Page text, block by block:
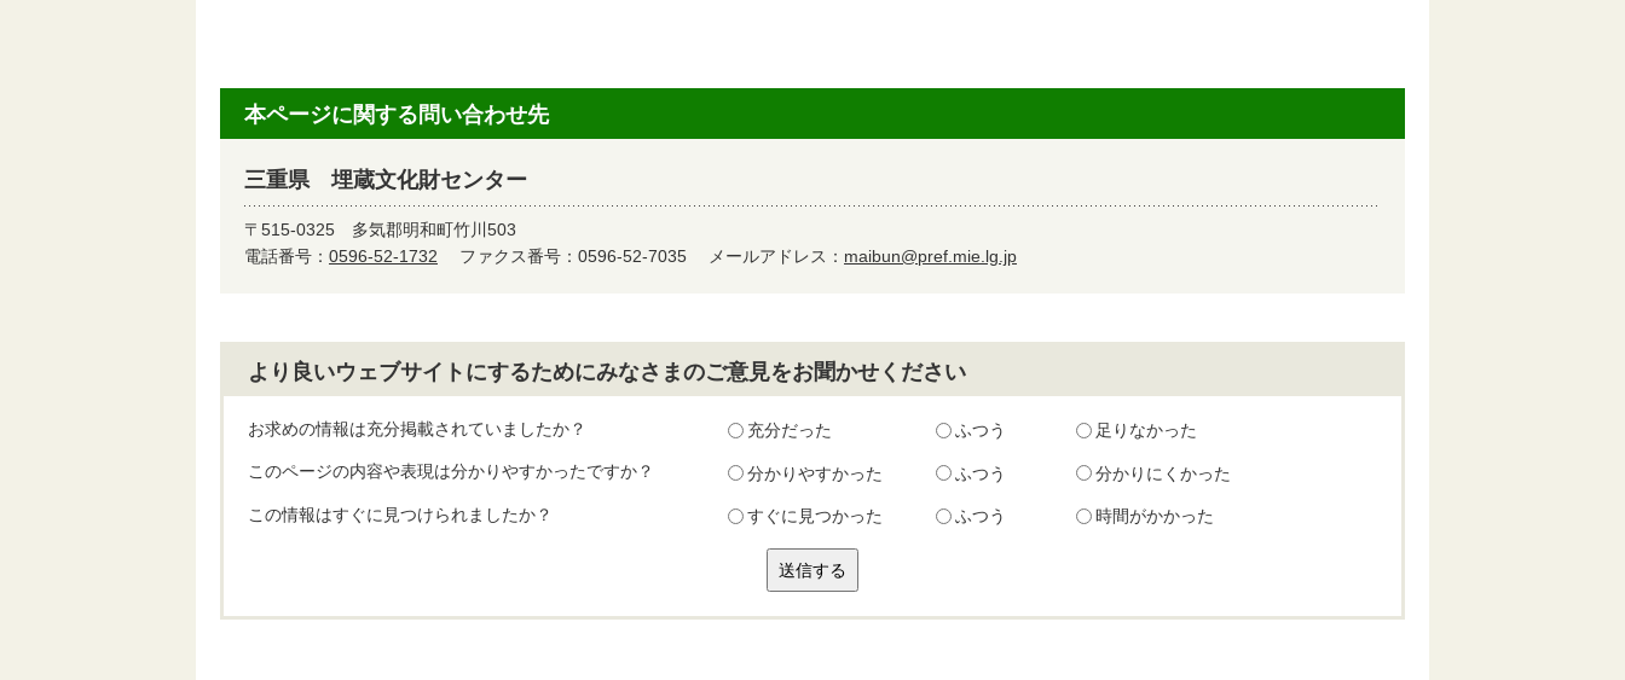
本ページに関する問い合わせ先
三重県 埋蔵文化財センター
〒515-0325 多気郡明和町竹川503
電話番号： 0596-52-1732 ファクス番号：0596-52-7035 メールアドレス： maibun@pref.mie.lg.jp
より良いウェブサイトにするためにみなさまのご意見をお聞かせください
お求めの情報は充分掲載されていましたか？ 充分だった ふつう 足りなかった
このページの内容や表現は分かりやすかったですか？ 分かりやすかった ふつう 分かりにくかった
この情報はすぐに見つけられましたか？ すぐに見つかった ふつう 時間がかかった